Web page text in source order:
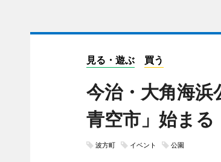
見る・遊ぶ 買う
今治・大角海
青空市」始まる
波方町 イベント 公園